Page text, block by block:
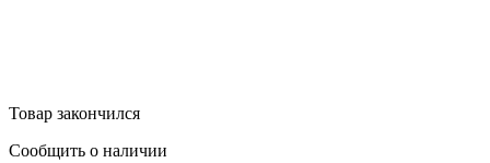
Товар закончился
Сообщить о наличии